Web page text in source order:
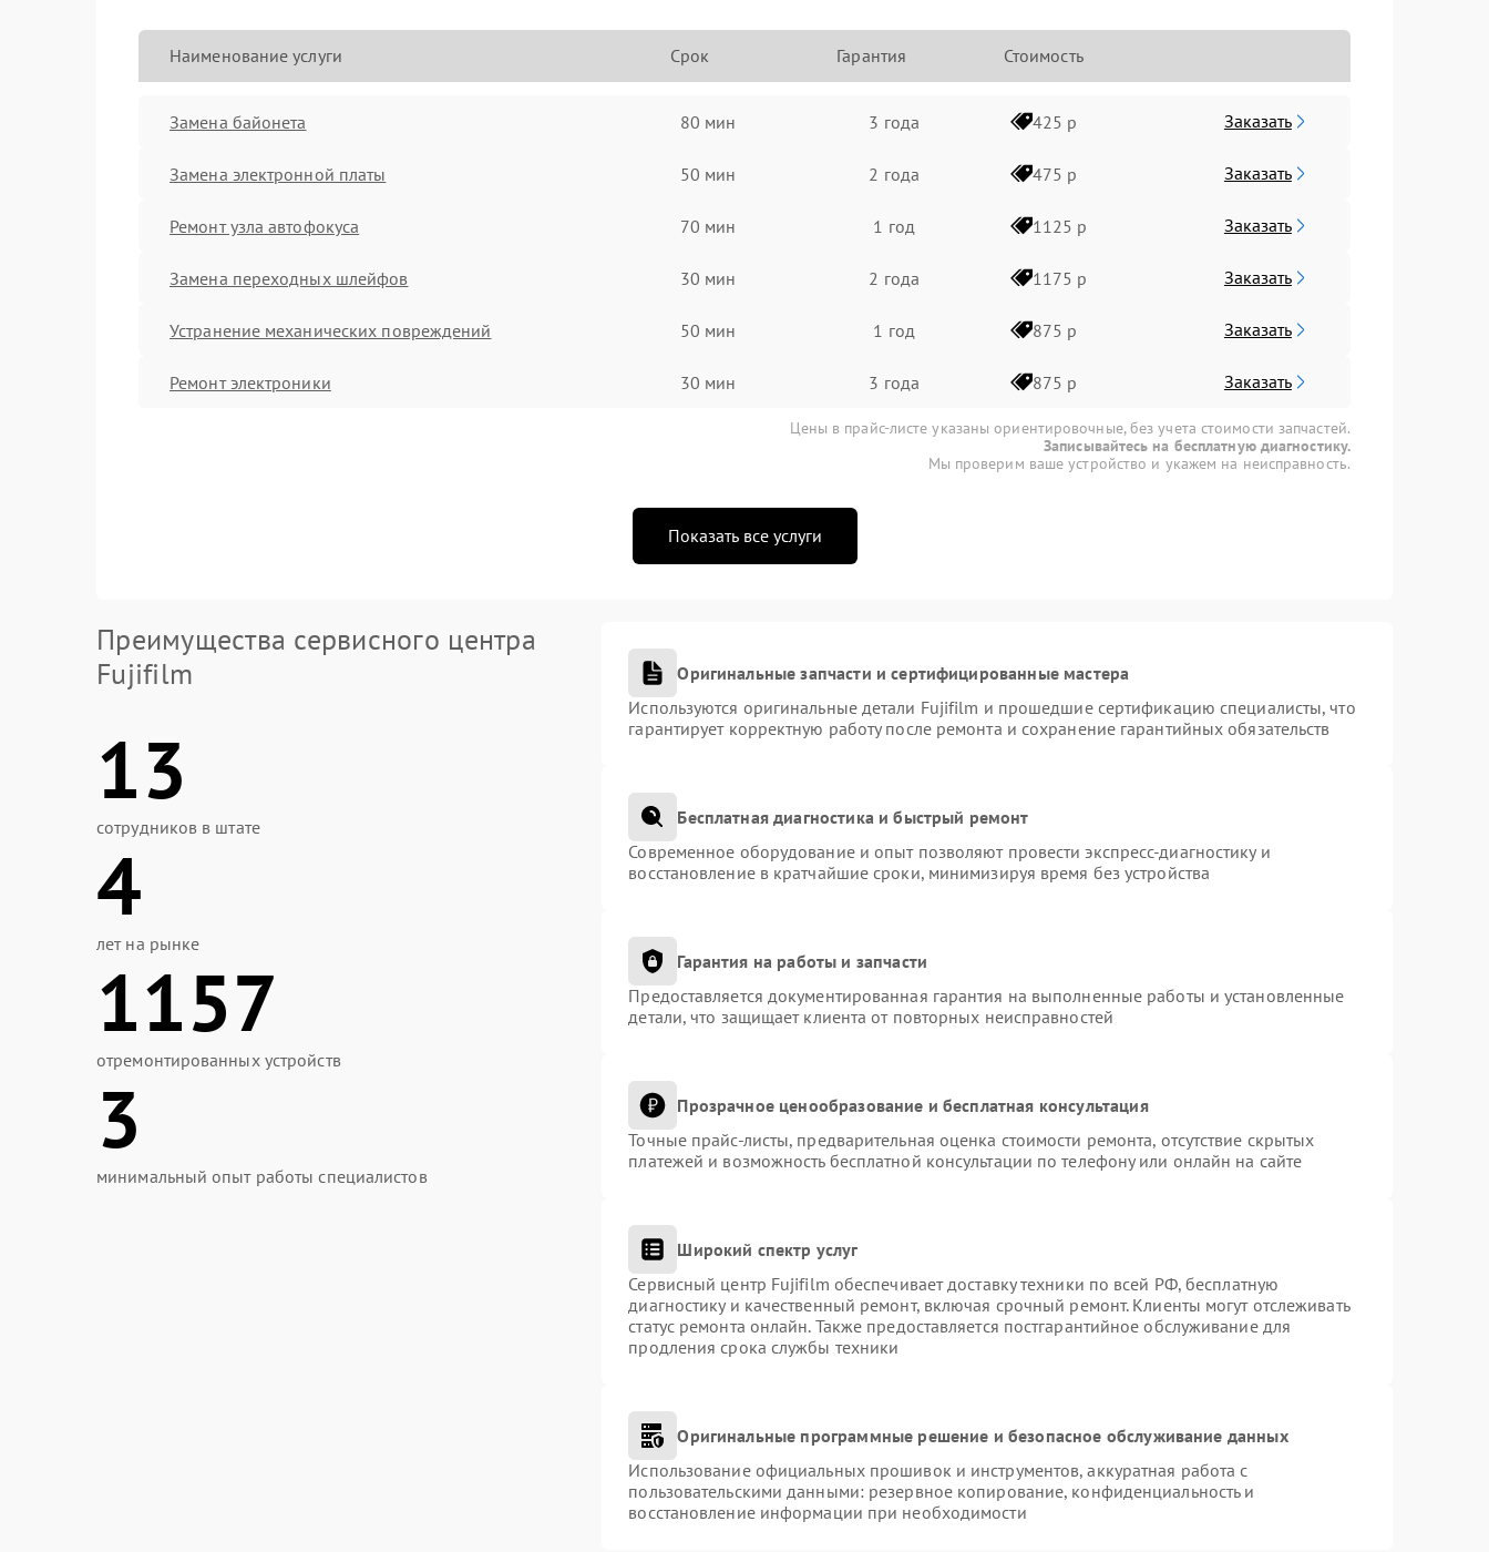
Наименование услуги Срок Гарантия Стоимость
Замена байонета 80 мин 3 года 425 р Заказать
Замена электронной платы 50 мин 2 года 475 р Заказать
Ремонт узла автофокуса 70 мин 1 год 1125 р Заказать
Замена переходных шлейфов 30 мин 2 года 1175 р Заказать
Устранение механических повреждений 50 мин 1 год 875 р Заказать
Ремонт электроники 30 мин 3 года 875 р Заказать
Цены в прайс-листе указаны ориентировочные, без учета стоимости запчастей.
Записывайтесь на бесплатную диагностику.
Мы проверим ваше устройство и укажем на неисправность.
Показать все услуги
Преимущества сервисного центра
Fujifilm
13
сотрудников в штате
4
лет на рынке
1157
отремонтированных устройств
3
минимальный опыт работы специалистов
Оригинальные запчасти и сертифицированные мастера
Используются оригинальные детали Fujifilm и прошедшие сертификацию специалисты, что
гарантирует корректную работу после ремонта и сохранение гарантийных обязательств
Бесплатная диагностика и быстрый ремонт
Современное оборудование и опыт позволяют провести экспресс-диагностику и
восстановление в кратчайшие сроки, минимизируя время без устройства
Гарантия на работы и запчасти
Предоставляется документированная гарантия на выполненные работы и установленные
детали, что защищает клиента от повторных неисправностей
Прозрачное ценообразование и бесплатная консультация
Точные прайс-листы, предварительная оценка стоимости ремонта, отсутствие скрытых
платежей и возможность бесплатной консультации по телефону или онлайн на сайте
Широкий спектр услуг
Сервисный центр Fujifilm обеспечивает доставку техники по всей РФ, бесплатную
диагностику и качественный ремонт, включая срочный ремонт. Клиенты могут отслеживать
статус ремонта онлайн. Также предоставляется постгарантийное обслуживание для
продления срока службы техники
Оригинальные программные решение и безопасное обслуживание данных
Использование официальных прошивок и инструментов, аккуратная работа с
пользовательскими данными: резервное копирование, конфиденциальность и
восстановление информации при необходимости